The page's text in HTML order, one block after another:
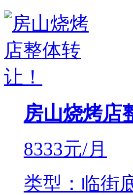
房山烧烤店
8333元/月
类型：临街